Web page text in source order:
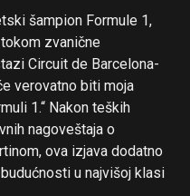
šampion Formule 1,
zvanične
Circuit de Barcelona-
verovatno biti moja
1.“ Nakon teških
nagoveštaja o
ova izjava dodatno
u najvišoj klasi